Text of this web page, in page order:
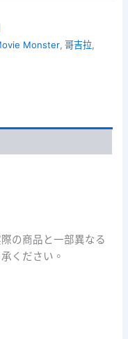
Monster,哥吉拉,
の商品と一部異なる
ください。